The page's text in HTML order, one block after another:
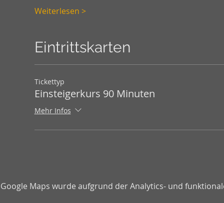
Weiterlesen >
Eintrittskarten
Tickettyp
Einsteigerkurs 90 Minuten
Mehr Infos
Google Maps wurde aufgrund der Analytics- und